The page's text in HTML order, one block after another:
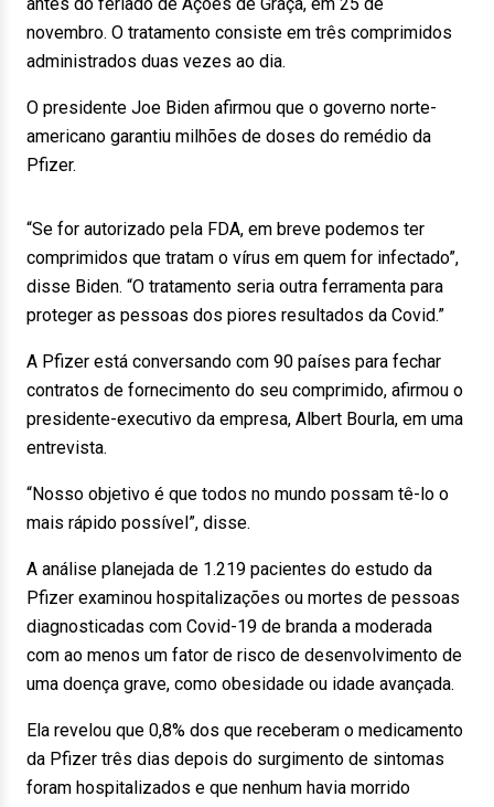
novembro. O tratamento consiste em três comprimidos
administrados duas vezes ao dia.
O presidente Joe Biden afirmou que o governo norte-
americano garantiu milhões de doses do remédio da
Pfizer.
“Se for autorizado pela FDA, em breve podemos ter
comprimidos que tratam o vírus em quem for infectado”,
disse Biden. “O tratamento seria outra ferramenta para
proteger as pessoas dos piores resultados da Covid.”
A Pfizer está conversando com 90 países para fechar
contratos de fornecimento do seu comprimido, afirmou o
presidente-executivo da empresa, Albert Bourla, em uma
entrevista.
“Nosso objetivo é que todos no mundo possam tê-lo o
mais rápido possível”, disse.
A análise planejada de 1.219 pacientes do estudo da
Pfizer examinou hospitalizações ou mortes de pessoas
diagnosticadas com Covid-19 de branda a moderada
com ao menos um fator de risco de desenvolvimento de
uma doença grave, como obesidade ou idade avançada.
Ela revelou que 0,8% dos que receberam o medicamento
da Pfizer três dias depois do surgimento de sintomas
foram hospitalizados e que nenhum havia morrido